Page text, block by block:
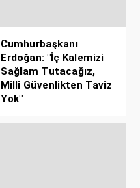
Cumhurbaşkanı
Erdoğan: "İç Kalemizi
Sağlam Tutacağız,
Millî Güvenlikten Taviz
Yok"